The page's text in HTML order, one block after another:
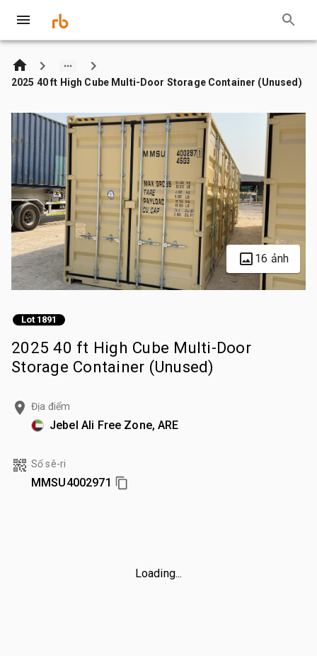
2025 40 ft High Cube Multi-Door Storage Container (Unused)
16 ảnh
Lot 1891
2025 40 ft High Cube Multi-Door
Storage Container (Unused)
Địa điểm
Jebel Ali Free Zone, ARE
Số sê-ri
MMSU4002971
Loading...